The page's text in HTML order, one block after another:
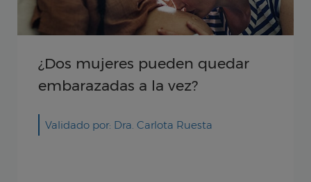
¿Dos mujeres pueden quedar
embarazadas a la vez?
Validado por: Dra. Carlota Ruesta